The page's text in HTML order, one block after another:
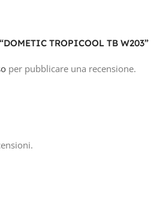
TROPICOOL TB W203”
per pubblicare una recensione.